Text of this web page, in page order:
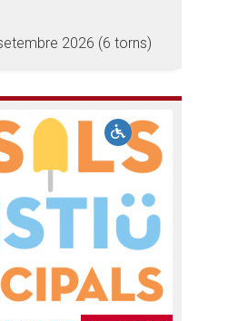
2026 (6 torns)